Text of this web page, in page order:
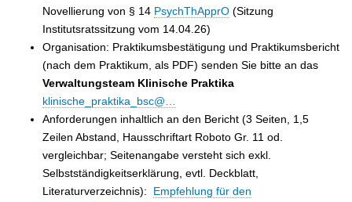
Novellierung von § 14 PsychThApprO (Sitzung
Institutsratssitzung vom 14.04.26)
Organisation: Praktikumsbestätigung und Praktikumsbericht
(nach dem Praktikum, als PDF) senden Sie bitte an das
Verwaltungsteam Klinische Praktika
klinische_praktika_bsc@…
Anforderungen inhaltlich an den Bericht (3 Seiten, 1,5
Zeilen Abstand, Hausschriftart Roboto Gr. 11 od.
vergleichbar; Seitenangabe versteht sich exkl.
Selbstständigkeitserklärung, evtl. Deckblatt,
Literaturverzeichnis): Empfehlung für den